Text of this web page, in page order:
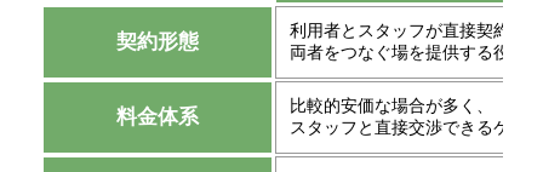
契約形態
利用者とスタッフが直接契約し
両者をつなぐ場を提供する役割
料金体系
比較的安価な場合が多く、
スタッフと直接交渉できるケー